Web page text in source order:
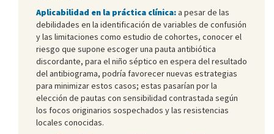
Aplicabilidad en la práctica clínica:a pesar de las
debilidades en la identificación de variables de confusión
y las limitaciones como estudio de cohortes, conocer el
riesgo que supone escoger una pauta antibiótica
discordante, para el niño séptico en espera del resultado
del antibiograma, podría favorecer nuevas estrategias
para minimizar estos casos; estas pasarían por la
elección de pautas con sensibilidad contrastada según
los focos originarios sospechados y las resistencias
locales conocidas.